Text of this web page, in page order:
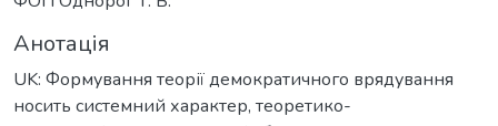
Анотація
UK: Формування теорії демократичного врядування
носить системний характер, теоретико-